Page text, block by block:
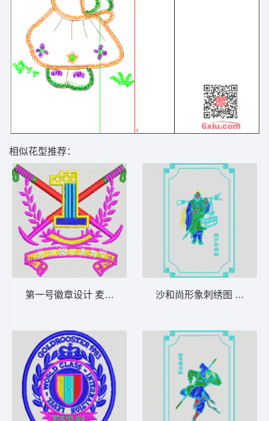
相似花型推荐：
第一号徽章设计 麦穗标志_附开位带沙和尚形象刺绣图 西游记